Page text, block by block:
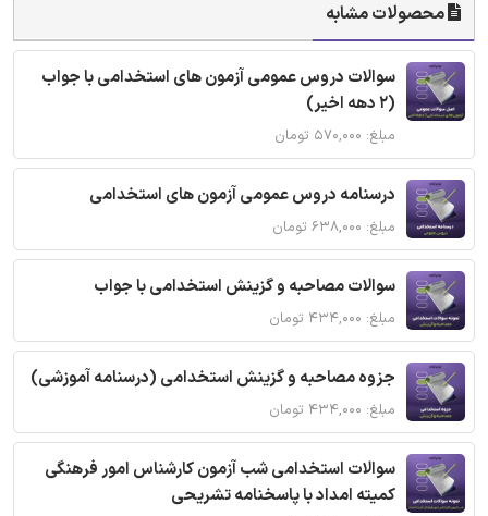
محصولات مشابه
سوالات دروس عمومی آزمون های استخدامی با جواب
(2 دهه اخیر)
مبلغ: ۵۷۰,۰۰۰ تومان
درسنامه دروس عمومی آزمون های استخدامی
مبلغ: ۶۳۸,۰۰۰ تومان
سوالات مصاحبه و گزینش استخدامی با جواب
مبلغ: ۴۳۴,۰۰۰ تومان
جزوه مصاحبه و گزینش استخدامی (درسنامه آموزشی)
مبلغ: ۴۳۴,۰۰۰ تومان
سوالات استخدامی شب آزمون کارشناس امور فرهنگی
کمیته امداد با پاسخنامه تشریحی